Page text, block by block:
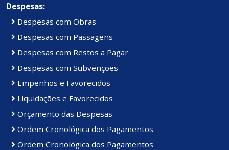
Despesas:
Despesas com Obras
Despesas com Passagens
Despesas com Restos a Pagar
Despesas com Subvenções
Empenhos e Favorecidos
Liquidações e Favorecidos
Orçamento das Despesas
Ordem Cronológica dos Pagamentos
Ordem Cronológica dos Pagamentos